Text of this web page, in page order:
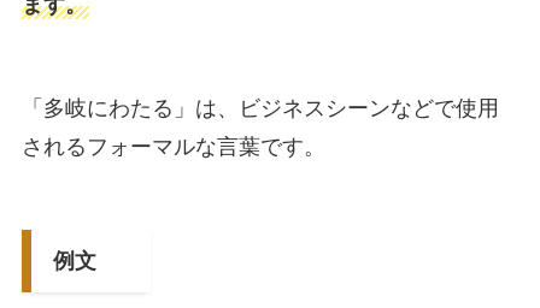
「多岐にわたる」は、ビジネスシーンなどで使用
されるフォーマルな言葉です。
例文